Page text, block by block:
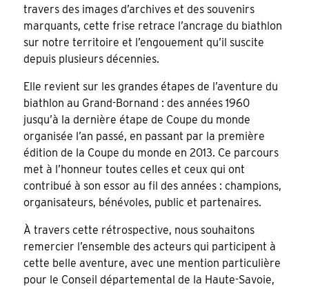
travers des images d’archives et des souvenirs
marquants, cette frise retrace l’ancrage du biathlon
sur notre territoire et l’engouement qu’il suscite
depuis plusieurs décennies.
Elle revient sur les grandes étapes de l’aventure du
biathlon au Grand-Bornand : des années 1960
jusqu’à la dernière étape de Coupe du monde
organisée l’an passé, en passant par la première
édition de la Coupe du monde en 2013. Ce parcours
met à l’honneur toutes celles et ceux qui ont
contribué à son essor au fil des années : champions,
organisateurs, bénévoles, public et partenaires.
À travers cette rétrospective, nous souhaitons
remercier l’ensemble des acteurs qui participent à
cette belle aventure, avec une mention particulière
pour le Conseil départemental de la Haute-Savoie,